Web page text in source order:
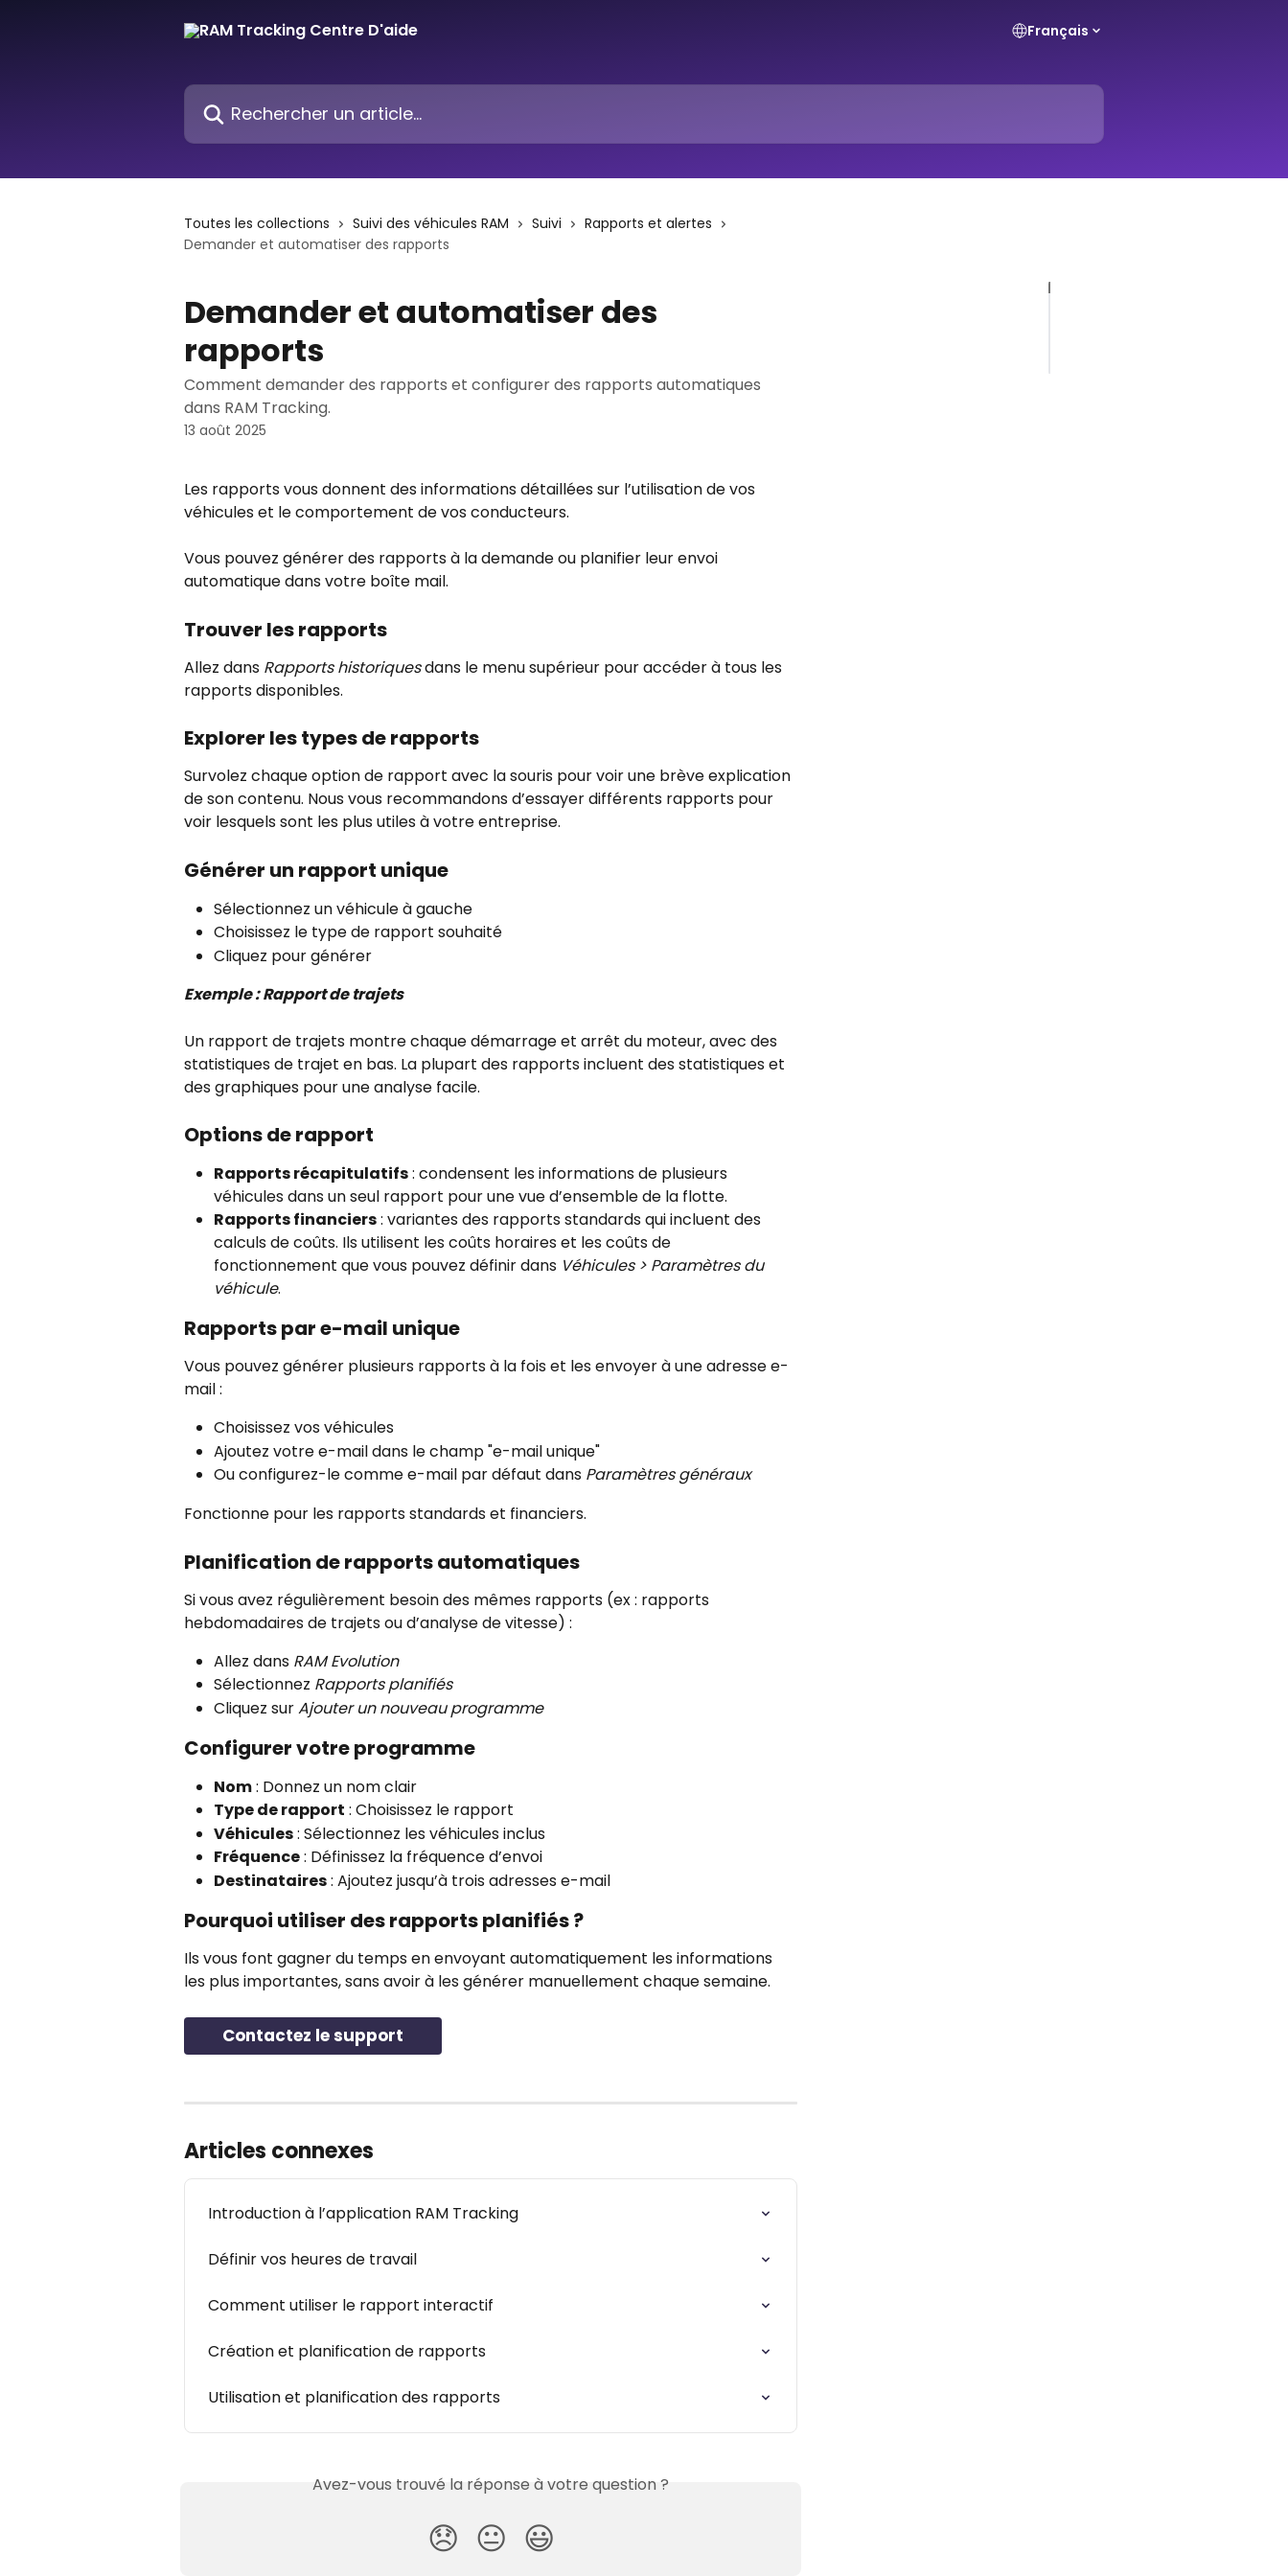
Français
Rechercher un article...
Toutes les collections Suivi des véhicules RAM Suivi
Rapports et alertes
Demander et automatiser des rapports
Demander et automatiser des
rapports
Comment demander des rapports et configurer des rapports automatiques
dans RAM Tracking.
13 août 2025
Les rapports vous donnent des informations détaillées sur l’utilisation de vos
véhicules et le comportement de vos conducteurs.
Vous pouvez générer des rapports à la demande ou planifier leur envoi
automatique dans votre boîte mail.
Trouver les rapports
Allez dans Rapports historiques dans le menu supérieur pour accéder à tous les
rapports disponibles.
Explorer les types de rapports
Survolez chaque option de rapport avec la souris pour voir une brève explication
de son contenu. Nous vous recommandons d’essayer différents rapports pour
voir lesquels sont les plus utiles à votre entreprise.
Générer un rapport unique
Sélectionnez un véhicule à gauche
Choisissez le type de rapport souhaité
Cliquez pour générer
Exemple : Rapport de trajets
Un rapport de trajets montre chaque démarrage et arrêt du moteur, avec des
statistiques de trajet en bas. La plupart des rapports incluent des statistiques et
des graphiques pour une analyse facile.
Options de rapport
Rapports récapitulatifs : condensent les informations de plusieurs
véhicules dans un seul rapport pour une vue d’ensemble de la flotte.
Rapports financiers : variantes des rapports standards qui incluent des
calculs de coûts. Ils utilisent les coûts horaires et les coûts de
fonctionnement que vous pouvez définir dans Véhicules > Paramètres du
véhicule.
Rapports par e-mail unique
Vous pouvez générer plusieurs rapports à la fois et les envoyer à une adresse e-
mail :
Choisissez vos véhicules
Ajoutez votre e-mail dans le champ "e-mail unique"
Ou configurez-le comme e-mail par défaut dans Paramètres généraux
Fonctionne pour les rapports standards et financiers.
Planification de rapports automatiques
Si vous avez régulièrement besoin des mêmes rapports (ex : rapports
hebdomadaires de trajets ou d’analyse de vitesse) :
Allez dans RAM Evolution
Sélectionnez Rapports planifiés
Cliquez sur Ajouter un nouveau programme
Configurer votre programme
Nom : Donnez un nom clair
Type de rapport : Choisissez le rapport
Véhicules : Sélectionnez les véhicules inclus
Fréquence : Définissez la fréquence d’envoi
Destinataires : Ajoutez jusqu’à trois adresses e-mail
Pourquoi utiliser des rapports planifiés ?
Ils vous font gagner du temps en envoyant automatiquement les informations
les plus importantes, sans avoir à les générer manuellement chaque semaine.
Contactez le support
Articles connexes
Introduction à l’application RAM Tracking
Définir vos heures de travail
Comment utiliser le rapport interactif
Création et planification de rapports
Utilisation et planification des rapports
Avez-vous trouvé la réponse à votre question ?
😞 😐 😃